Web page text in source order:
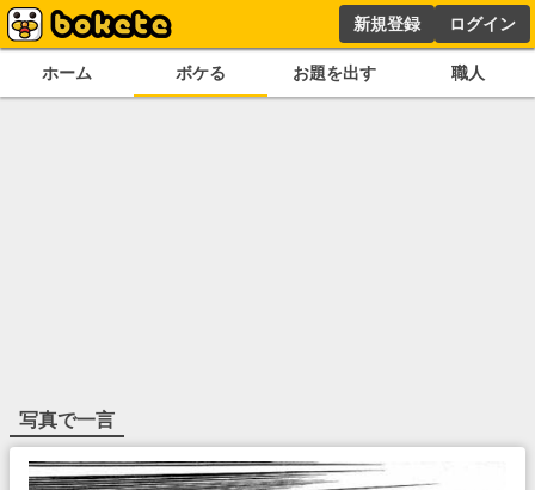
新規登録 ログイン
ホーム ボケる お題を出す 職人
写真で一言